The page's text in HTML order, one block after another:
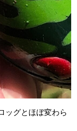
ッグとほぼ変わら